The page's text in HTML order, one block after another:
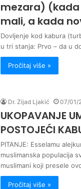
mezara) (kada
mali, a kada
Dovljenje kod kabura
u tri stanja: Prvo – da u
Pročitaj više »
Dr. Zijad Ljakić 07/01/
UKOPAVANJE
POSTOJEĆI
PITANJE: Esselamu
muslimanska populacija
muslimani koji presele
Pročitaj više »